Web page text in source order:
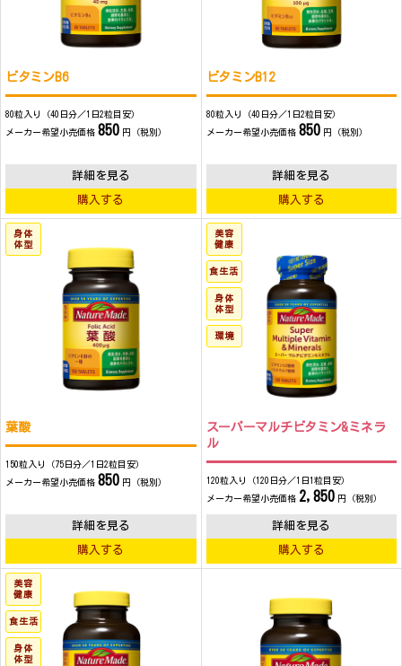
ビタミンB6
80粒入り（40日分／1日2粒目安）
メーカー希望小売価格 850 円（税別）
詳細を見る
購入する
ビタミンB12
80粒入り（40日分／1日2粒目安）
メーカー希望小売価格 850 円（税別）
詳細を見る
購入する
身体
体型
葉酸
150粒入り（75日分／1日2粒目安）
メーカー希望小売価格 850 円（税別）
詳細を見る
購入する
美容
健康
食生活
身体
体型
環境
スーパーマルチビタミン&ミネラ
ル
120粒入り（120日分／1日1粒目安）
メーカー希望小売価格 2,850 円（税別）
詳細を見る
購入する
美容
健康
食生活
身体
体型